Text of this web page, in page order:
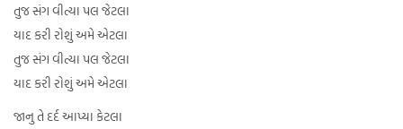
તુજ સંગ વીત્યા પલ જેટલા
યાદ કરી રોશું અમે એટલા
તુજ સંગ વીત્યા પલ જેટલા
યાદ કરી રોશું અમે એટલા
જાનુ તે દર્દ આપ્યા કેટલા